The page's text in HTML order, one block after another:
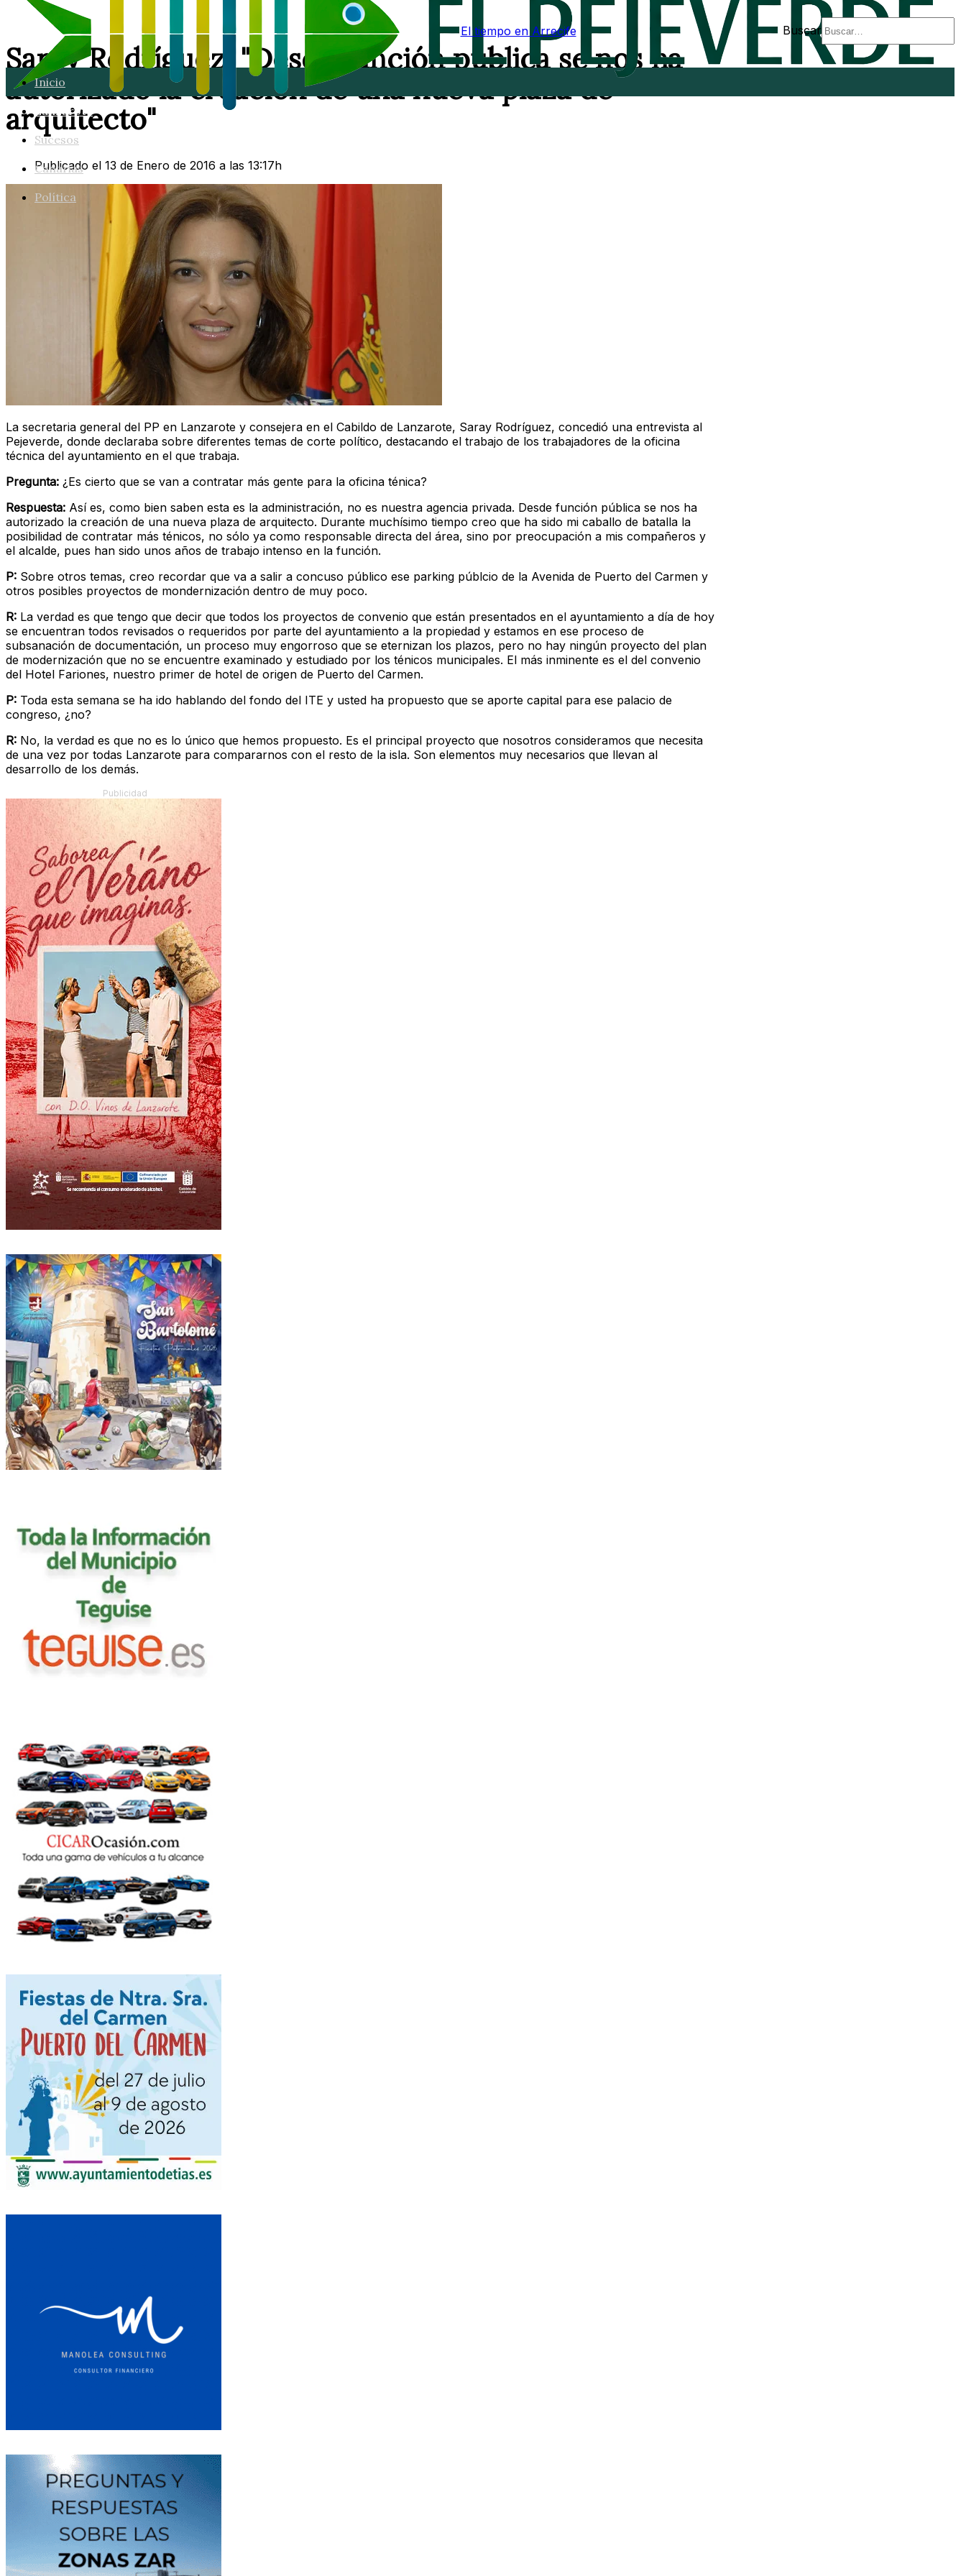
El tiempo en Arrecife Buscar
Inicio
Lanzarote
Sucesos
Canarias
Política
Saray Rodríguez: "Desde función pública se nos ha
autorizado la creación de una nueva plaza de
arquitecto"
Publicado el 13 de Enero de 2016 a las 13:17h
La secretaria general del PP en Lanzarote y consejera en el Cabildo de Lanzarote, Saray Rodríguez, concedió una entrevista al
Pejeverde, donde declaraba sobre diferentes temas de corte político, destacando el trabajo de los trabajadores de la oficina
técnica del ayuntamiento en el que trabaja.
Pregunta: ¿Es cierto que se van a contratar más gente para la oficina ténica?
Respuesta: Así es, como bien saben esta es la administración, no es nuestra agencia privada. Desde función pública se nos ha
autorizado la creación de una nueva plaza de arquitecto. Durante muchísimo tiempo creo que ha sido mi caballo de batalla la
posibilidad de contratar más ténicos, no sólo ya como responsable directa del área, sino por preocupación a mis compañeros y
el alcalde, pues han sido unos años de trabajo intenso en la función.
P: Sobre otros temas, creo recordar que va a salir a concuso público ese parking públcio de la Avenida de Puerto del Carmen y
otros posibles proyectos de mondernización dentro de muy poco.
R: La verdad es que tengo que decir que todos los proyectos de convenio que están presentados en el ayuntamiento a día de hoy
se encuentran todos revisados o requeridos por parte del ayuntamiento a la propiedad y estamos en ese proceso de
subsanación de documentación, un proceso muy engorroso que se eternizan los plazos, pero no hay ningún proyecto del plan
de modernización que no se encuentre examinado y estudiado por los ténicos municipales. El más inminente es el del convenio
del Hotel Fariones, nuestro primer de hotel de origen de Puerto del Carmen.
P: Toda esta semana se ha ido hablando del fondo del ITE y usted ha propuesto que se aporte capital para ese palacio de
congreso, ¿no?
R: No, la verdad es que no es lo único que hemos propuesto. Es el principal proyecto que nosotros consideramos que necesita
de una vez por todas Lanzarote para compararnos con el resto de la isla. Son elementos muy necesarios que llevan al
desarrollo de los demás.
Publicidad